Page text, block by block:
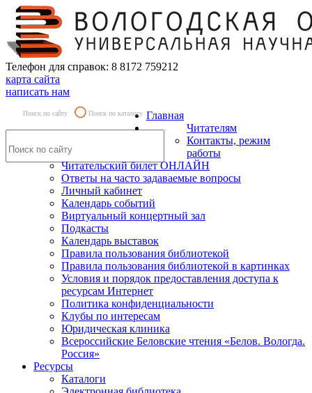
Телефон для справок: 8 8172 759212
карта сайта
написать нам
Поиск по сайту Поиск по каталогу Главная
Читателям
Контакты, режим
работы
Читательский билет ОНЛАЙН
Ответы на часто задаваемые вопросы
Личный кабинет
Календарь событий
Виртуальный концертный зал
Подкасты
Календарь выставок
Правила пользования библиотекой
Правила пользования библиотекой в картинках
Условия и порядок предоставления доступа к
ресурсам Интернет
Политика конфиденциальности
Клубы по интересам
Юридическая клиника
Всероссийские Беловские чтения «Белов. Вологда.
Россия»
Ресурсы
Каталоги